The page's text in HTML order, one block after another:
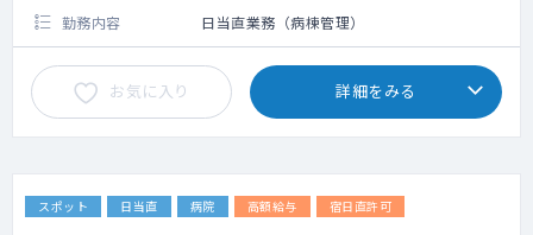
勤務内容 日当直業務（病棟管理）
お気に入り 詳細をみる
スポット 日当直 病院 高額給与 宿日直許可